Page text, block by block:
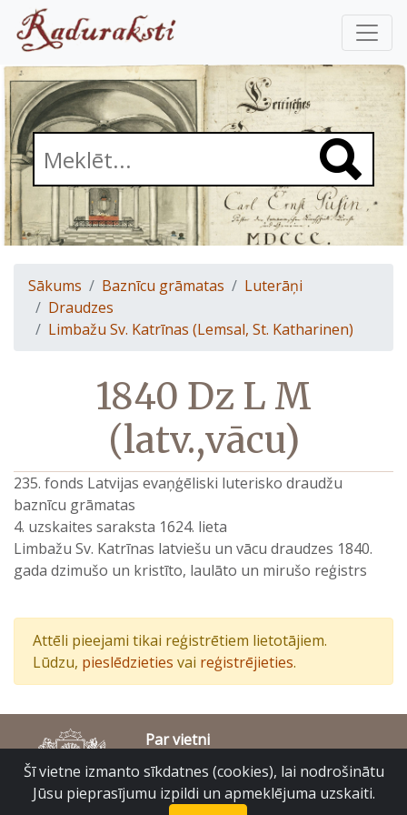
Sākums Baznīcu grāmatas
Luterāņi
Draudzes
Limbažu Sv. Katrīnas (Lemsal, St. Katharinen)
1840 Dz L M
(latv.,vācu)
235. fonds Latvijas evaņģēliski luterisko draudžu
baznīcu grāmatas
4. uzskaites saraksta 1624. lieta
Limbažu Sv. Katrīnas latviešu un vācu draudzes 1840.
gada dzimušo un kristīto, laulāto un mirušo reģistrs
Attēli pieejami tikai reģistrētiem lietotājiem.
Lūdzu, pieslēdzieties vai reģistrējieties.
Par vietni
Piekļūstamības paziņojums
© Latvijas Valsts vēstures arhīvs 2007-2026
Slokas iela 16, Rīga, LV – 1048
Šī vietne izmanto sīkdatnes (cookies), lai nodrošinātu
Jūsu pieprasījumu izpildi un apmeklējuma uzskaiti.